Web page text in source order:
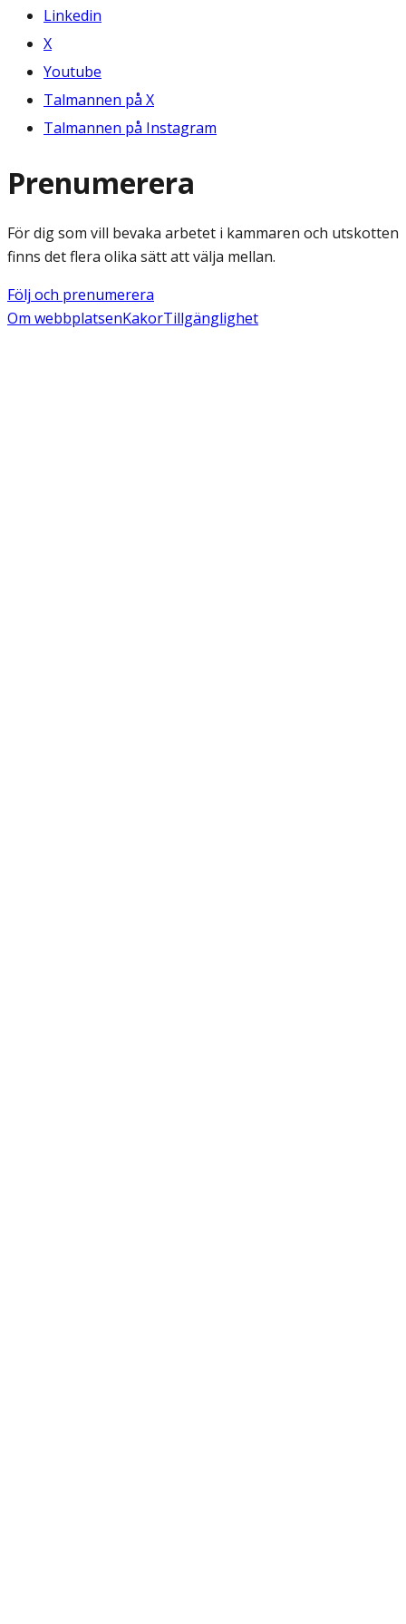
Linkedin
X
Youtube
Talmannen på X
Talmannen på Instagram
Prenumerera
För dig som vill bevaka arbetet i kammaren och utskotten
finns det flera olika sätt att välja mellan.
Följ och prenumerera
Om webbplatsenKakorTillgänglighet